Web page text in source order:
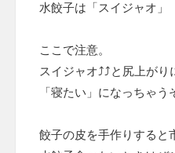
水餃子は「スイジャオ」
ここで注意。
スイジャオ⤴⤴と尻上がり
「寝たい」になっちゃう
餃子の皮を手作りすると